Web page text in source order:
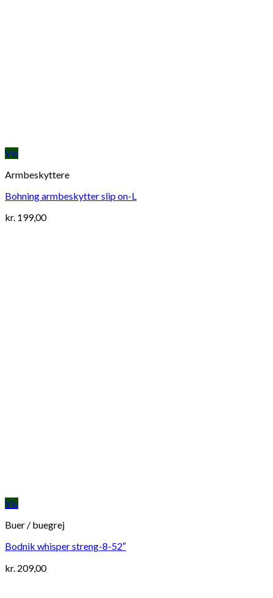
Vis
Armbeskyttere
Bohning armbeskytter slip on-L
kr. 199,00
Vis
Buer / buegrej
Bodnik whisper streng-8-52″
kr. 209,00